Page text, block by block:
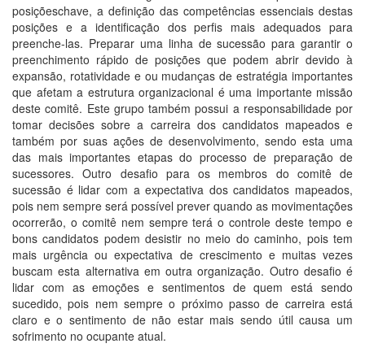
posiçõeschave, a definição das competências essenciais destas
posições e a identificação dos perfis mais adequados para
preenche-las. Preparar uma linha de sucessão para garantir o
preenchimento rápido de posições que podem abrir devido à
expansão, rotatividade e ou mudanças de estratégia importantes
que afetam a estrutura organizacional é uma importante missão
deste comitê. Este grupo também possui a responsabilidade por
tomar decisões sobre a carreira dos candidatos mapeados e
também por suas ações de desenvolvimento, sendo esta uma
das mais importantes etapas do processo de preparação de
sucessores. Outro desafio para os membros do comitê de
sucessão é lidar com a expectativa dos candidatos mapeados,
pois nem sempre será possível prever quando as movimentações
ocorrerão, o comitê nem sempre terá o controle deste tempo e
bons candidatos podem desistir no meio do caminho, pois tem
mais urgência ou expectativa de crescimento e muitas vezes
buscam esta alternativa em outra organização. Outro desafio é
lidar com as emoções e sentimentos de quem está sendo
sucedido, pois nem sempre o próximo passo de carreira está
claro e o sentimento de não estar mais sendo útil causa um
sofrimento no ocupante atual.